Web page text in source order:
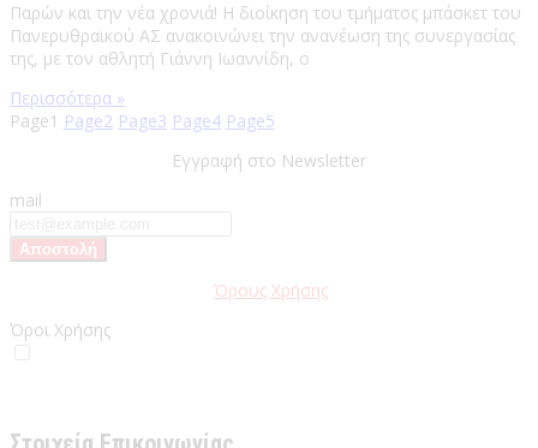
Παρών και την νέα χρονιά! Η διοίκηση του τμήματος μπάσκετ του
Πανερυθραϊκού ΑΣ ανακοινώνει την ανανέωση της συνεργασίας
της, με τον αθλητή Γιάννη Ιωαννίδη, ο
Περισσότερα »
Page1 Page2 Page3 Page4 Page5
Εγγραφή στο Newsletter
mail
Όρους Χρήσης
Όροι Χρήσης